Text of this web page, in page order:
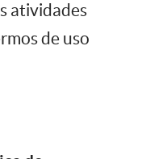
atividades
de uso